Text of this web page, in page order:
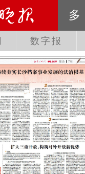
数字报